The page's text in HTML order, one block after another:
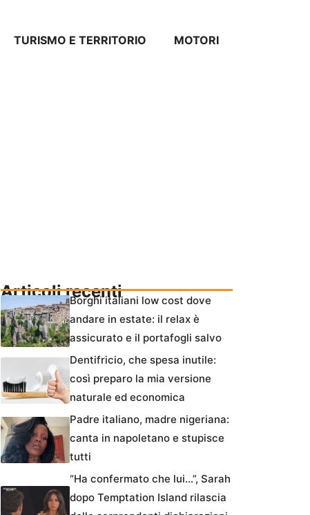
TURISMO E TERRITORIO MOTORI
Articoli recentiBorghi italiani low cost dove
andare in estate: il relax è
assicurato e il portafogli salvo
Dentifricio, che spesa inutile:
così preparo la mia versione
naturale ed economica
Padre italiano, madre nigeriana:
canta in napoletano e stupisce
tutti
“Ha confermato che lui…”, Sarah
dopo Temptation Island rilascia